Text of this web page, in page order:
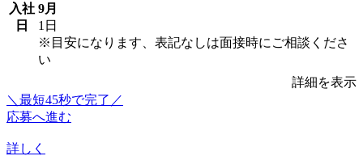
入社
日
9月
1日
※目安になります、表記なしは面接時にご相談くださ
い
詳細を表示
＼最短45秒で完了／
応募へ進む
詳しく